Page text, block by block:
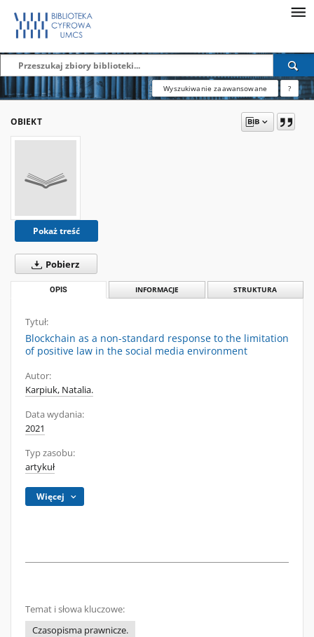
Wyszukiwanie zaawansowane ?
OBIEKT
Pokaż treść
Pobierz
OPIS INFORMACJE STRUKTURA
Tytuł:
Blockchain as a non-standard response to the limitation
of positive law in the social media environment
Autor:
Karpiuk, Natalia.
Data wydania:
2021
Typ zasobu:
artykuł
Więcej
Temat i słowa kluczowe:
Czasopisma prawnicze.